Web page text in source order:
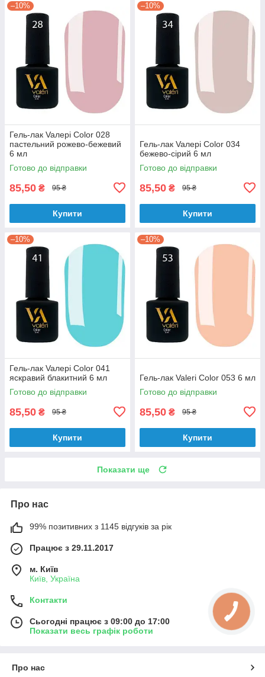
–10%
Гель-лак Vaлерi Color 028
пастельний рожево-бежевий
6 мл
Готово до відправки
85,50 ₴ 95 ₴
Купити
–10%
Гель-лак Vaлерi Color 034
бежево-сірий 6 мл
Готово до відправки
85,50 ₴ 95 ₴
Купити
–10%
Гель-лак Vaлерi Color 041
яскравий блакитний 6 мл
Готово до відправки
85,50 ₴ 95 ₴
Купити
–10%
Гель-лак Valeri Color 053 6 мл
Готово до відправки
85,50 ₴ 95 ₴
Купити
Показати ще
Про нас
99% позитивних з 1145 відгуків за рік
Працює з 29.11.2017
м. Київ
Київ, Україна
Контакти
Сьогодні працює з 09:00 до 17:00
Показати весь графік роботи
Про нас